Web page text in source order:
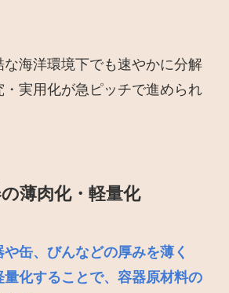
海洋環境下でも速やかに分解
・実用化が急ピッチで進められ
薄肉化・軽量化
缶、びんなどの厚みを薄く
量化することで、容器原材料の